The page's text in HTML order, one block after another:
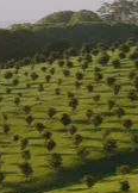
任承诺